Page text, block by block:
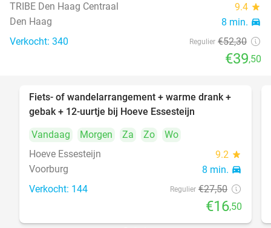
TRIBE Den Haag Centraal
9.4 star
Den Haag 8 min. directions_car
Verkocht: 340 Regulier €52,30
€39,50
40%
Fiets- of wandelarrangement + warme drank +
gebak + 12-uurtje bij Hoeve Essesteijn
Vandaag
Morgen Za Zo
Wo
Hoeve Essesteijn
9.2 star
Voorburg 8 min. directions_car
Verkocht: 144 Regulier €27,50
€16,50